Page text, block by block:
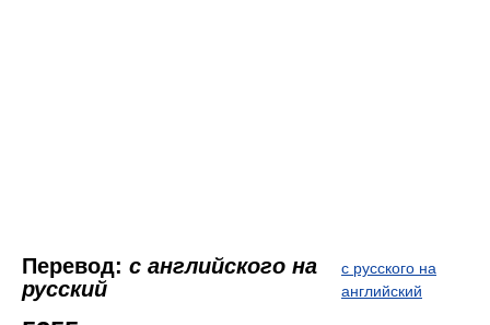
Перевод: с английского на
русский
с русского на
английский